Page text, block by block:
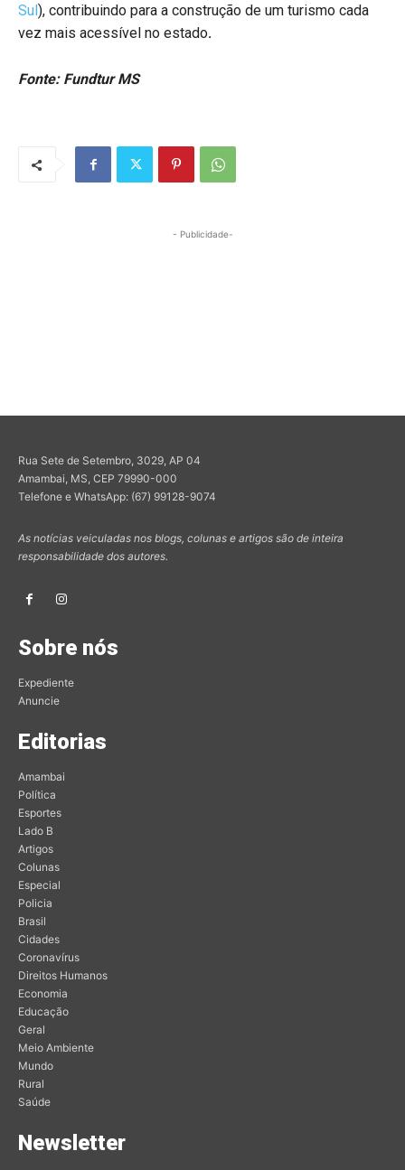
Sul), contribuindo para a construção de um turismo cada
vez mais acessível no estado.
Fonte: Fundtur MS
- Publicidade-
Rua Sete de Setembro, 3029, AP 04
Amambai, MS, CEP 79990-000
Telefone e WhatsApp: (67) 99128-9074
As notícias veiculadas nos blogs, colunas e artigos são de inteira
responsabilidade dos autores.
Sobre nós
Expediente
Anuncie
Editorias
Amambai
Política
Esportes
Lado B
Artigos
Colunas
Especial
Policia
Brasil
Cidades
Coronavírus
Direitos Humanos
Economia
Educação
Geral
Meio Ambiente
Mundo
Rural
Saúde
Newsletter